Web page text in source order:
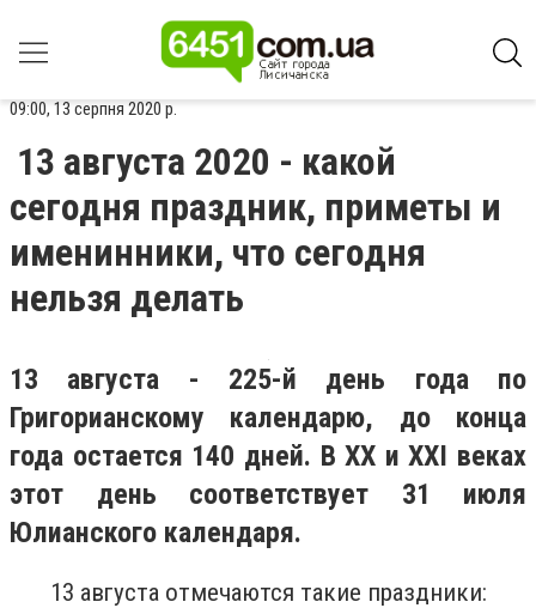
09:00, 13 серпня 2020 р.
13 августа 2020 - какой
сегодня праздник, приметы и
именинники, что сегодня
нельзя делать
13 августа - 225-й день года по
Григорианскому календарю, до конца
года остается 140 дней. В XX и XXI веках
этот день соответствует 31 июля
Юлианского календаря.
13 августа отмечаются такие праздники: